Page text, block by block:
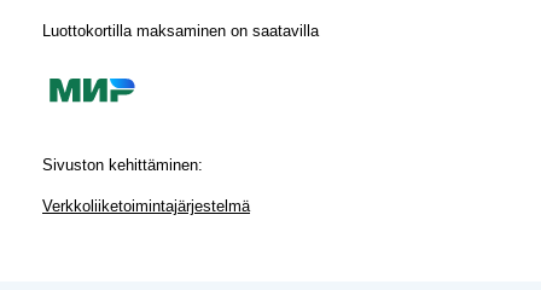
Luottokortilla maksaminen on saatavilla
Sivuston kehittäminen:
Verkkoliiketoimintajärjestelmä